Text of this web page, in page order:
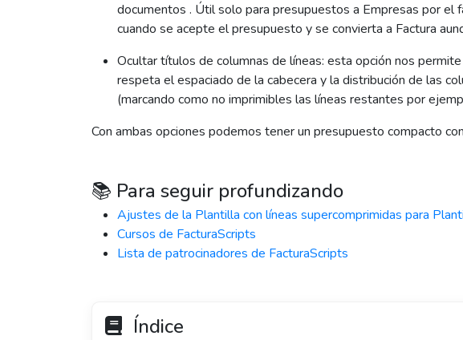
documentos . Útil solo para presupuestos a Empresas por
cuando se acepte el presupuesto y se convierta a Factura
Ocultar títulos de columnas de líneas: esta opción nos
respeta el espaciado de la cabecera y la distribución de las
(marcando como no imprimibles las líneas restantes por
Con ambas opciones podemos tener un presupuesto compacto
📚 Para seguir profundizando
Ajustes de la Plantilla con líneas supercomprimidas para
Cursos de FacturaScripts
Lista de patrocinadores de FacturaScripts
Índice